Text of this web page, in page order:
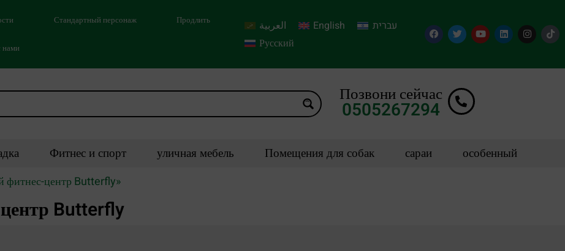
Стандартный персонаж Продлить
нами
العربية English
עברית
Русский
Позвони сейчас
0505267294
Фитнес и спорт уличная мебель Помещения для собак сараи особенный
фитнес-центр Butterfly»
Butterfly